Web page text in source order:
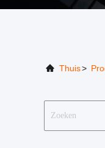
Thuis>